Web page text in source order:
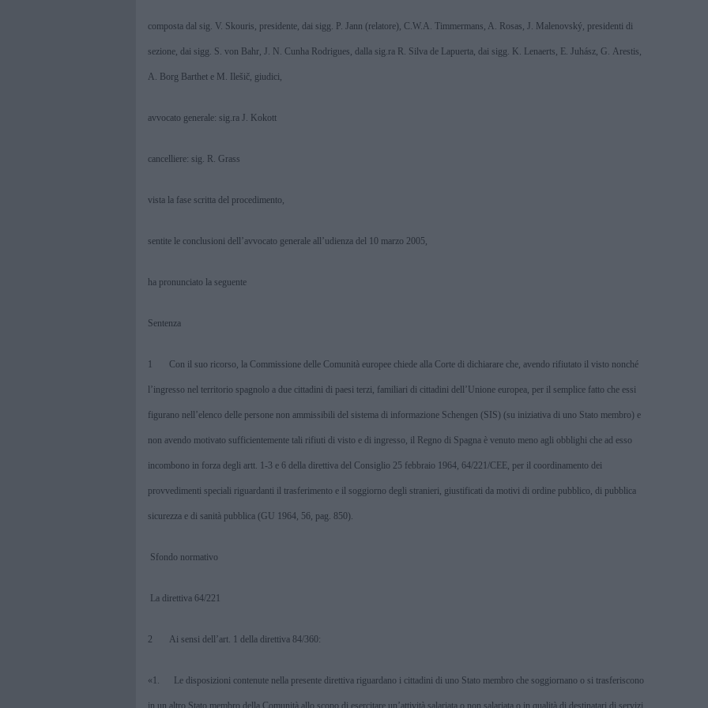
composta dal sig. V. Skouris, presidente, dai sigg. P. Jann (relatore), C.W.A. Timmermans, A. Rosas, J. Malenovský, presidenti di
sezione, dai sigg. S. von Bahr, J. N. Cunha Rodrigues, dalla sig.ra R. Silva de Lapuerta, dai sigg. K. Lenaerts, E. Juhász, G. Arestis,
A. Borg Barthet e M. Ilešič, giudici,
avvocato generale: sig.ra J. Kokott
cancelliere: sig. R. Grass
vista la fase scritta del procedimento,
sentite le conclusioni dell’avvocato generale all’udienza del 10 marzo 2005,
ha pronunciato la seguente
Sentenza
1 Con il suo ricorso, la Commissione delle Comunità europee chiede alla Corte di dichiarare che, avendo rifiutato il visto nonché
l’ingresso nel territorio spagnolo a due cittadini di paesi terzi, familiari di cittadini dell’Unione europea, per il semplice fatto che essi
figurano nell’elenco delle persone non ammissibili del sistema di informazione Schengen (SIS) (su iniziativa di uno Stato membro) e
non avendo motivato sufficientemente tali rifiuti di visto e di ingresso, il Regno di Spagna è venuto meno agli obblighi che ad esso
incombono in forza degli artt. 1‑3 e 6 della direttiva del Consiglio 25 febbraio 1964, 64/221/CEE, per il coordinamento dei
provvedimenti speciali riguardanti il trasferimento e il soggiorno degli stranieri, giustificati da motivi di ordine pubblico, di pubblica
sicurezza e di sanità pubblica (GU 1964, 56, pag. 850).
Sfondo normativo
La direttiva 64/221
2 Ai sensi dell’art. 1 della direttiva 84/360:
«1. Le disposizioni contenute nella presente direttiva riguardano i cittadini di uno Stato membro che soggiornano o si trasferiscono
in un altro Stato membro della Comunità allo scopo di esercitare un’attività salariata o non salariata o in qualità di destinatari di servizi.